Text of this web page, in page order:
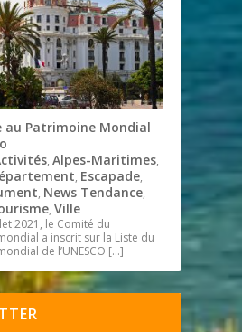
au Patrimoine Mondial
,Alpes-Maritimes,
, Escapade,
, News Tendance,
,Ville
2021, le Comité du
a inscrit sur la Liste du
de l’UNESCO […]